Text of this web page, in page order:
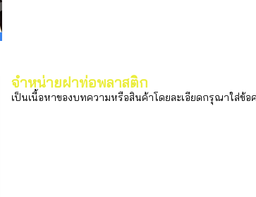
จำหน่ายฝาท่อพลาสติก
เป็นเนื้อหาของบทความหรือสินค้าโดยละเอียดกรุณาใส่ข้อ